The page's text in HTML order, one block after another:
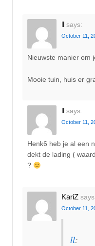
ll says:
October 11,
Nieuwste manier om
Mooie tuin, huis er
ll says:
October 11,
Henk6 heb je al een
dekt de lading (
?
KariZ
October 11,
ll: